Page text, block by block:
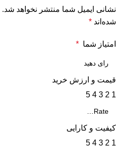
نشانی ایمیل شما منتشر نخواهد شد.
شده‌اند *
امتیاز شما *
قیمت و ارزش خرید
1
2
3
4
5
کیفیت و کارایی
1
2
3
4
5